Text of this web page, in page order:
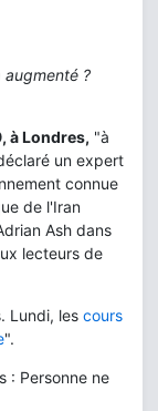
augmenté ?
à Londres, "à
un expert
connue
de l'Iran
Ash dans
lecteurs de
Lundi, les cours
".
: Personne ne